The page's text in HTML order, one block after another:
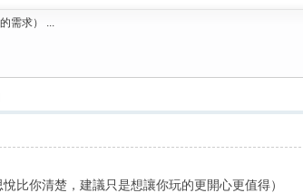
需求） ...
比你清楚，建議只是想讓你玩的更開心更值得）